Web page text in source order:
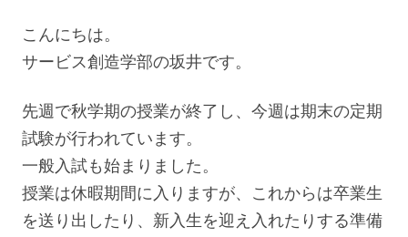
こんにちは。
サービス創造学部の坂井です。
先週で秋学期の授業が終了し、今週は期末の定期
試験が行われています。
一般入試も始まりました。
授業は休暇期間に入りますが、これからは卒業生
を送り出したり、新入生を迎え入れたりする準備